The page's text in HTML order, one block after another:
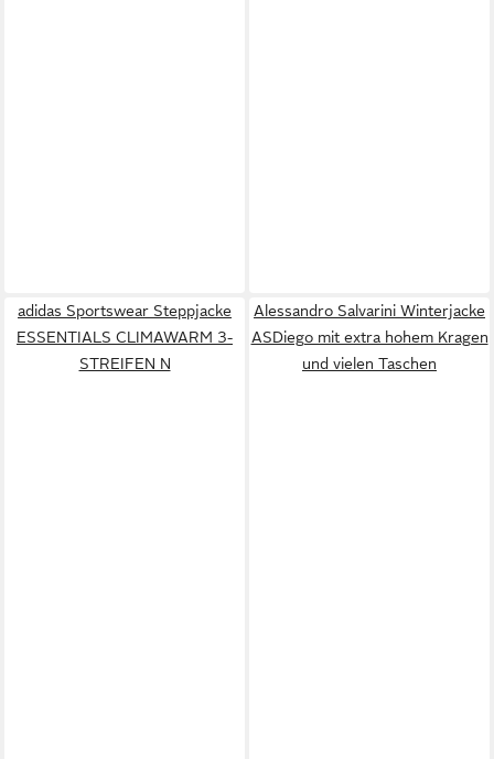
adidas Sportswear Steppjacke
ESSENTIALS CLIMAWARM 3-
STREIFEN N
Alessandro Salvarini Winterjacke
ASDiego mit extra hohem Kragen
und vielen Taschen